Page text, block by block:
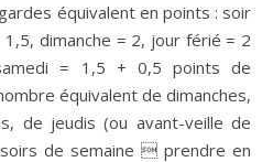
équivalent en points : soir
dimanche = 2, jour férié = 2
= 1,5 + 0,5 points de
équivalent de dimanches,
de jeudis (ou avant-veille de
de semaine  prendre en